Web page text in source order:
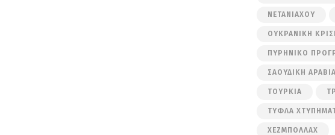
ΝΕΤΑΝΙΆΧΟΥ
ΟΥΚΡΑΝΙΚΉ
ΠΥΡΗΝΙΚΌ
ΣΑΟΥΔΙΚΉ ΑΡΑΒΊΑ
ΤΟΥΡΚΊΑ
ΤΥΦΛΆ
ΧΕΖΜΠΟΛΛΆΧ